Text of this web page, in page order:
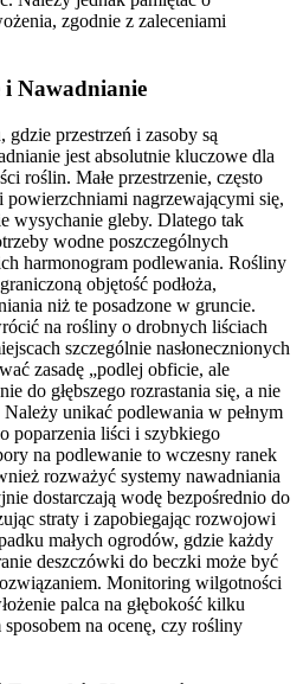
zgodnie z zaleceniami
i Nawadnianie
gdzie przestrzeń i zasoby są
jest absolutnie kluczowe dla
roślin. Małe przestrzenie, często
nagrzewającymi się,
wysychanie gleby. Dlatego tak
wodne poszczególnych
harmonogram podlewania. Rośliny
objętość podłoża,
niż te posadzone w gruncie.
na rośliny o drobnych liściach
szczególnie nasłonecznionych
zasadę „podlej obficie, ale
do głębszego rozrastania się, a nie
unikać podlewania w pełnym
poparzenia liści i szybkiego
na podlewanie to wczesny ranek
rozważyć systemy nawadniania
dostarczają wodę bezpośrednio do
straty i zapobiegając rozwojowi
małych ogrodów, gdzie każdy
deszczówki do beczki może być
Monitoring wilgotności
palca na głębokość kilku
na ocenę, czy rośliny